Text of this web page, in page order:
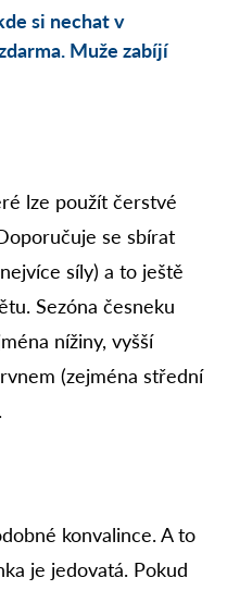
si nechat v
Muže zabíjí
lze použít čerstvé
se sbírat
síly) a to ještě
Sezóna česneku
nížiny, vyšší
(zejména střední
konvalince. A to
je jedovatá. Pokud